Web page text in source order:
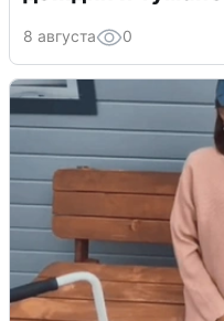
8 августа 0